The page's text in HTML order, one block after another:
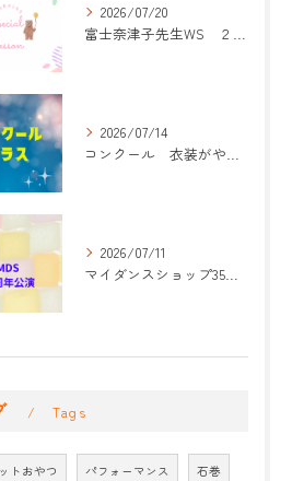
2026/07/20
富士奈津子先生WS ２回目
2026/07/14
コンクール 衣装がやって来た！
2026/07/11
マイダンスショップ35周年記念公演 振付開始
Tags
トおやつ パフォーマンス 石巻